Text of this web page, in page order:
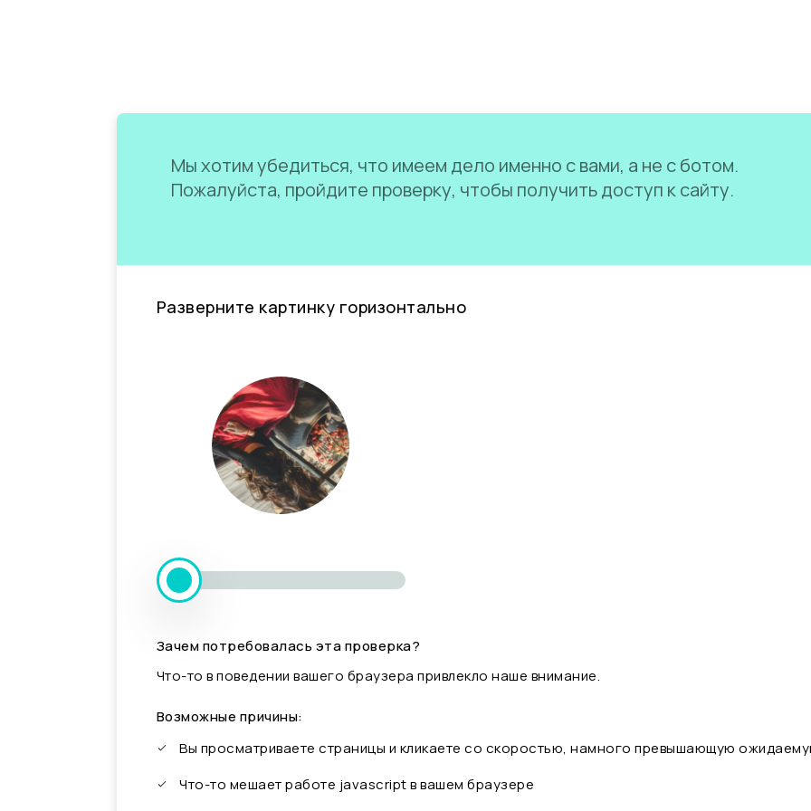
Мы хотим убедиться, что имеем дело именно с вами, а не с ботом.
Пожалуйста, пройдите проверку, чтобы получить доступ к сайту.
Разверните картинку горизонтально
Зачем потребовалась эта проверка?
Что-то в поведении вашего браузера привлекло наше внимание.
Возможные причины:
Вы просматриваете страницы и кликаете со скоростью, намного превышающую
Что-то мешает работе javascript в вашем браузере